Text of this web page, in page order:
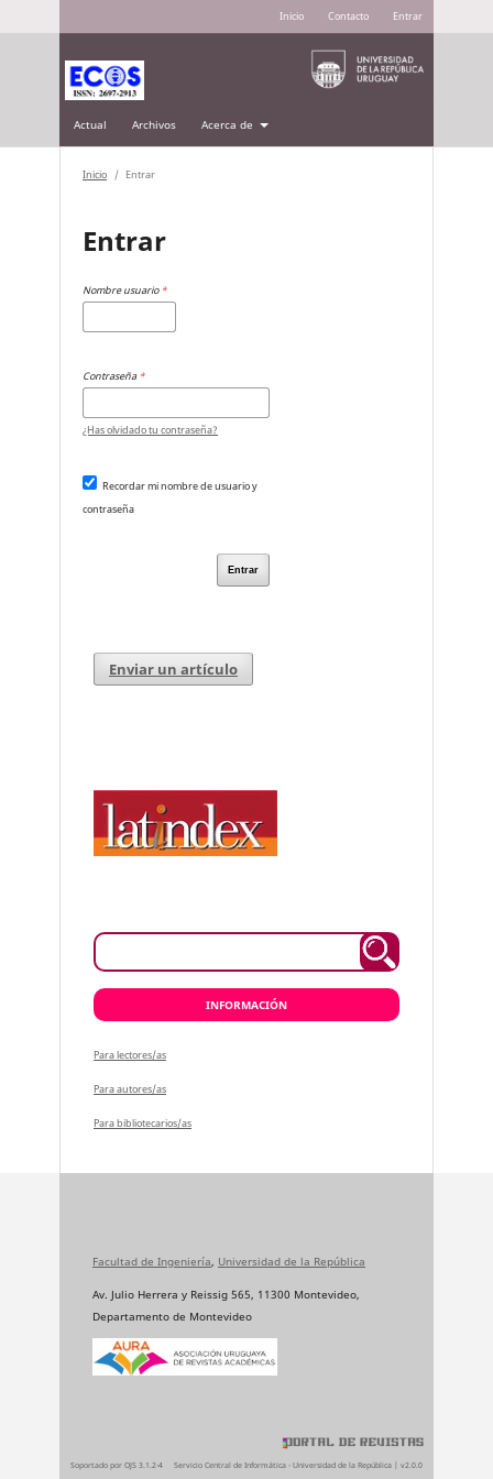
Actual Archivos Acerca de
Inicio Contacto Entrar
Inicio / Entrar
Entrar
Nombre usuario *
Contraseña *
¿Has olvidado tu contraseña?
Recordar mi nombre de usuario y
contraseña
Entrar
Enviar un artículo
INFORMACIÓN
Para lectores/as
Para autores/as
Para bibliotecarios/as
Facultad de Ingeniería, Universidad de la República
Av. Julio Herrera y Reissig 565, 11300 Montevideo,
Departamento de Montevideo
Soportado por OJS 3.1.2-4 Servicio Central de Informática - Universidad de la República | v2.0.0